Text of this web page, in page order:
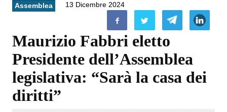
Assemblea 13 Dicembre 2024
Maurizio Fabbri eletto
Presidente dell’Assemblea
legislativa: “Sarà la casa dei
diritti”